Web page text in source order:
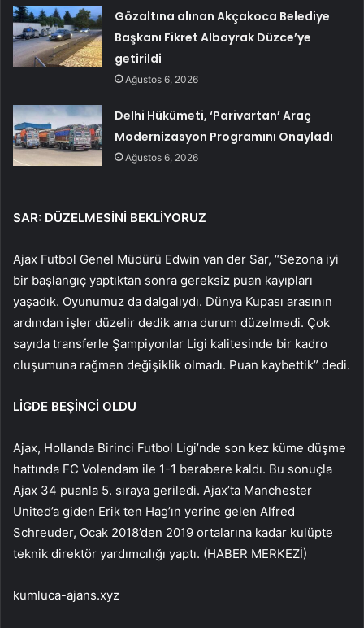
Gözaltına alınan Akçakoca Belediye
Başkanı Fikret Albayrak Düzce’ye
getirildi
Ağustos 6, 2026
Delhi Hükümeti, ‘Parivartan’ Araç
Modernizasyon Programını Onayladı
Ağustos 6, 2026
SAR: DÜZELMESİNİ BEKLİYORUZ
Ajax Futbol Genel Müdürü Edwin van der Sar, “Sezona iyi
bir başlangıç ​​yaptıktan sonra gereksiz puan kayıpları
yaşadık. Oyunumuz da dalgalıydı. Dünya Kupası arasının
ardından işler düzelir dedik ama durum düzelmedi. Çok
sayıda transferle Şampiyonlar Ligi kalitesinde bir kadro
oluşumuna rağmen değişiklik olmadı. Puan kaybettik” dedi.
LİGDE BEŞİNCİ OLDU
Ajax, Hollanda Birinci Futbol Ligi’nde son kez küme düşme
hattında FC Volendam ile 1-1 berabere kaldı. Bu sonuçla
Ajax 34 puanla 5. sıraya geriledi. Ajax’ta Manchester
United’a giden Erik ten Hag’ın yerine gelen Alfred
Schreuder, Ocak 2018’den 2019 ortalarına kadar kulüpte
teknik direktör yardımcılığı yaptı. (HABER MERKEZİ)
kumluca-ajans.xyz